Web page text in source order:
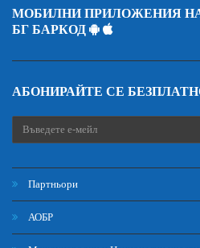
МОБИЛНИ ПРИЛОЖЕНИЯ
БГ БАРКОД
АБОНИРАЙТЕ СЕ
Партньори
АОБР